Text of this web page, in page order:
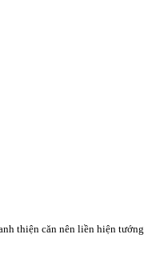
thiện căn nên liền hiện tướng